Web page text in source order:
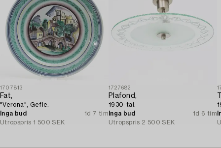
1707813
Fat,
"Verona", Gefle.
Inga bud
1d 7 tim
Utropspris 1 500 SEK
1727682
Plafond,
1930-tal.
Inga bud
1d 6 tim
Utropspris 2 500 SEK